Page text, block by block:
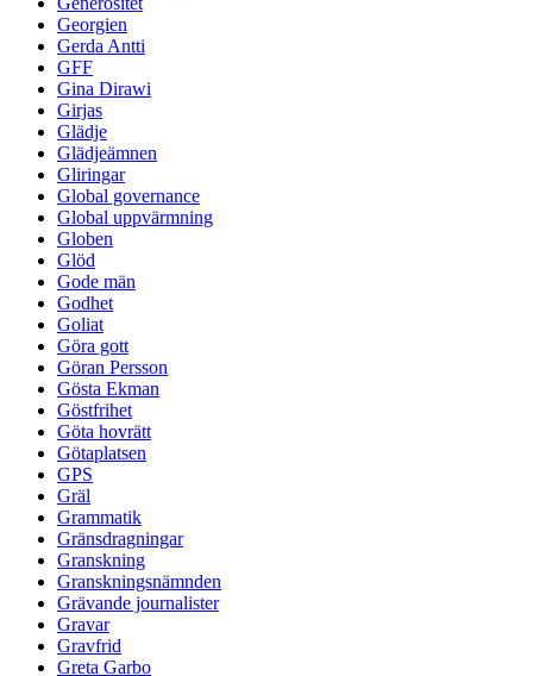
Georgien
Gerda Antti
GFF
Gina Dirawi
Girjas
Glädje
Glädjeämnen
Gliringar
Global governance
Global uppvärmning
Globen
Glöd
Gode män
Godhet
Goliat
Göra gott
Göran Persson
Gösta Ekman
Göstfrihet
Göta hovrätt
Götaplatsen
GPS
Gräl
Grammatik
Gränsdragningar
Granskning
Granskningsnämnden
Grävande journalister
Gravar
Gravfrid
Greta Garbo